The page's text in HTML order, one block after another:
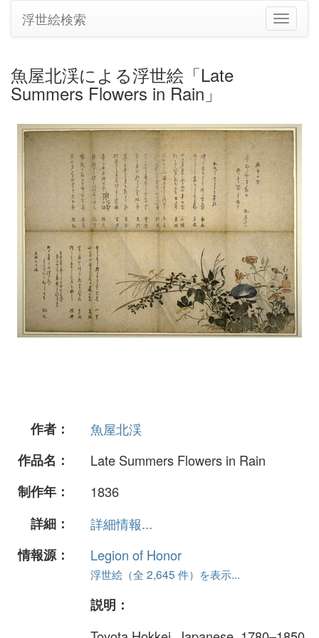
ナ
ビ
切
り
替
浮世絵検索
魚屋北渓による浮世絵「Late
Summers Flowers in Rain」
作者：
魚屋北渓
作品名：
Late Summers Flowers in Rain
制作年：
1836
詳細：
詳細情報...
情報源：
Legion of Honor
浮世絵（全 2,645 件）を表示...
説明：